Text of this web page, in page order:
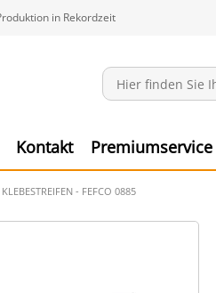
in Rekordzeit
Kontakt Premiumservice
- FEFCO 0885